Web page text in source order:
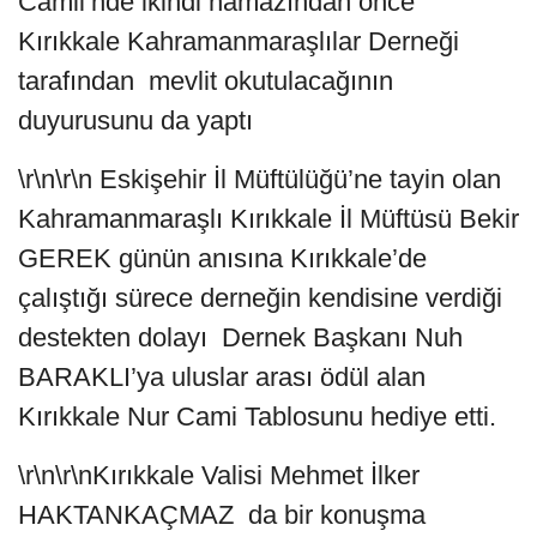
Kırıkkale Kahramanmaraşlılar Derneği
tarafından mevlit okutulacağının
duyurusunu da yaptı
\r\n\r\n Eskişehir İl Müftülüğü’ne tayin olan
Kahramanmaraşlı Kırıkkale İl Müftüsü Bekir
GEREK günün anısına Kırıkkale’de
çalıştığı sürece derneğin kendisine verdiği
destekten dolayı Dernek Başkanı Nuh
BARAKLI’ya uluslar arası ödül alan
Kırıkkale Nur Cami Tablosunu hediye etti.
\r\n\r\nKırıkkale Valisi Mehmet İlker
HAKTANKAÇMAZ da bir konuşma